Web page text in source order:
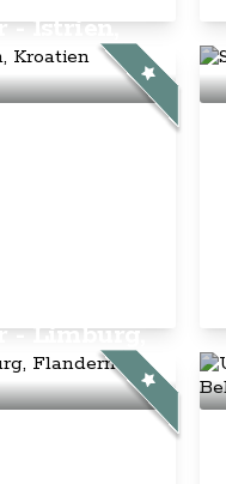
- Istrien,
- Limburg,